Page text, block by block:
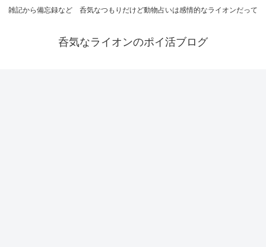
雑記から備忘録など 呑気なつもりだけど動物占いは感情的なライオンだって
呑気なライオンのポイ活ブログ